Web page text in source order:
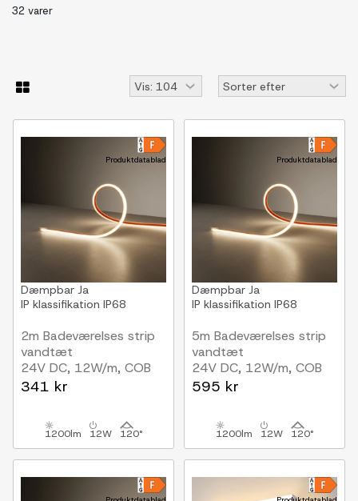
32 varer
Produktdatablad
Dæmpbar Ja
IP klassifikation IP68
2m Badeværelses strip
vandtæt
24V DC, 12W/m, COB
LED
341 kr
1200lm 12W 120°
Produktdatablad
Dæmpbar Ja
IP klassifikation IP68
5m Badeværelses strip
vandtæt
24V DC, 12W/m, COB
LED
595 kr
1200lm 12W 120°